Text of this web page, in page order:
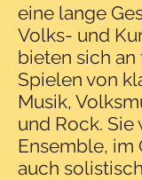
eine lange
Volks- und
bieten sich an
Spielen von
Musik,
und Rock. Sie
Ensemble, im
auch